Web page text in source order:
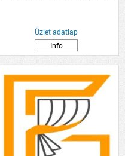
Üzlet adatlap
Info